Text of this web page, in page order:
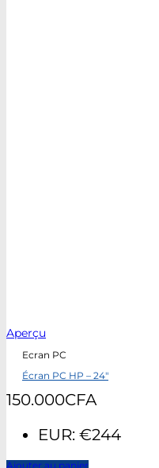
Aperçu
Ecran PC
Écran PC HP – 24″
150.000CFA
EUR: €244